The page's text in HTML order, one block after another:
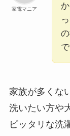
家電マニア
で
家族が多くな
洗いたい方や
ピッタリな洗